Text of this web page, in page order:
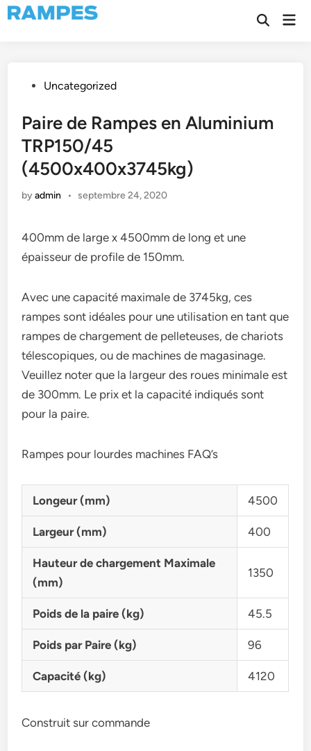
Skip
to
Open
PostedUncategorized
Paire de Rampes en Aluminium
TRP150/45
(4500x400x3745kg)
byadmin • septembre 24, 2020
400mm de large x 4500mm de long et une
épaisseur de profile de 150mm.
Avec une capacité maximale de 3745kg, ces
rampes sont idéales pour une utilisation en tant que
rampes de chargement de pelleteuses, de chariots
télescopiques, ou de machines de magasinage.
Veuillez noter que la largeur des roues minimale est
de 300mm. Le prix et la capacité indiqués sont
pour la paire.
Rampes pour lourdes machines FAQ’s
Longeur (mm) 4500
Largeur (mm) 400
Hauteur de chargement Maximale
(mm)
1350
Poids de la paire (kg) 45.5
Poids par Paire (kg) 96
Capacité (kg) 4120
Construit sur commande